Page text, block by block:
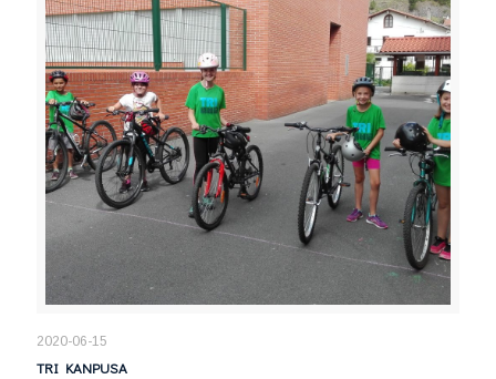
2020-06-15
TRI KANPUSA